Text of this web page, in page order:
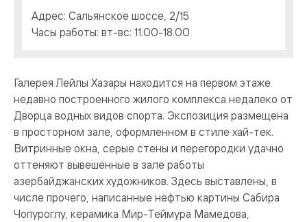
Адрес: Сальянское шоссе, 2/15
Часы работы: вт-вс: 11.00-18.00
Галерея Лейлы Хазары находится на первом этаже
недавно построенного жилого комплекса недалеко от
Дворца водных видов спорта. Экспозиция размещена
в просторном зале, оформленном в стиле хай-тек.
Витринные окна, серые стены и перегородки удачно
оттеняют вывешенные в зале работы
азербайджанских художников. Здесь выставлены, в
числе прочего, написанные нефтью картины Сабира
Чопуроглу, керамика Мир-Теймура Мамедова,